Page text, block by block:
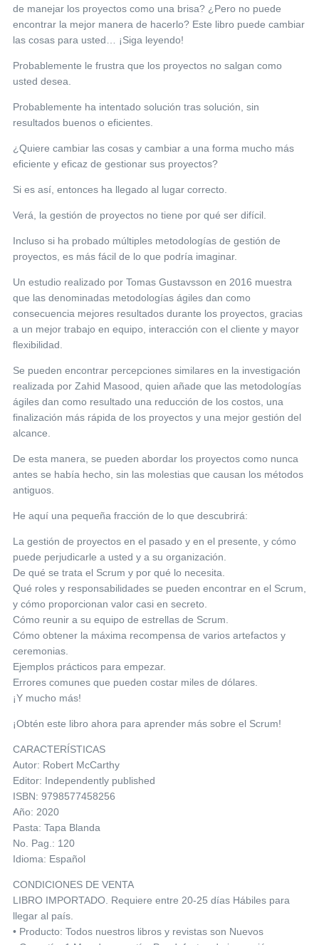
de manejar los proyectos como una brisa? ¿Pero no puede
encontrar la mejor manera de hacerlo? Este libro puede cambiar
las cosas para usted… ¡Siga leyendo!
Probablemente le frustra que los proyectos no salgan como
usted desea.
Probablemente ha intentado solución tras solución, sin
resultados buenos o eficientes.
¿Quiere cambiar las cosas y cambiar a una forma mucho más
eficiente y eficaz de gestionar sus proyectos?
Si es así, entonces ha llegado al lugar correcto.
Verá, la gestión de proyectos no tiene por qué ser difícil.
Incluso si ha probado múltiples metodologías de gestión de
proyectos, es más fácil de lo que podría imaginar.
Un estudio realizado por Tomas Gustavsson en 2016 muestra
que las denominadas metodologías ágiles dan como
consecuencia mejores resultados durante los proyectos, gracias
a un mejor trabajo en equipo, interacción con el cliente y mayor
flexibilidad.
Se pueden encontrar percepciones similares en la investigación
realizada por Zahid Masood, quien añade que las metodologías
ágiles dan como resultado una reducción de los costos, una
finalización más rápida de los proyectos y una mejor gestión del
alcance.
De esta manera, se pueden abordar los proyectos como nunca
antes se había hecho, sin las molestias que causan los métodos
antiguos.
He aquí una pequeña fracción de lo que descubrirá:
La gestión de proyectos en el pasado y en el presente, y cómo
puede perjudicarle a usted y a su organización.
De qué se trata el Scrum y por qué lo necesita.
Qué roles y responsabilidades se pueden encontrar en el Scrum,
y cómo proporcionan valor casi en secreto.
Cómo reunir a su equipo de estrellas de Scrum.
Cómo obtener la máxima recompensa de varios artefactos y
ceremonias.
Ejemplos prácticos para empezar.
Errores comunes que pueden costar miles de dólares.
¡Y mucho más!
¡Obtén este libro ahora para aprender más sobre el Scrum!
CARACTERÍSTICAS
Autor: Robert McCarthy
Editor: Independently published
ISBN: 9798577458256
Año: 2020
Pasta: Tapa Blanda
No. Pag.: 120
Idioma: Español
CONDICIONES DE VENTA
LIBRO IMPORTADO. Requiere entre 20-25 días Hábiles para
llegar al país.
• Producto: Todos nuestros libros y revistas son Nuevos